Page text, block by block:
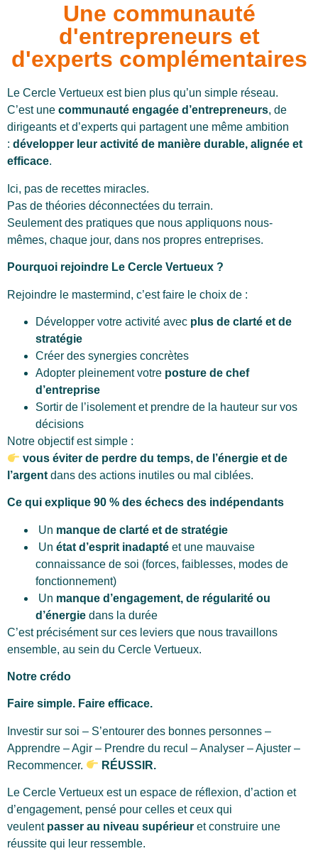
Une communauté
d'entrepreneurs et
d'experts complémentaires
Le Cercle Vertueux est bien plus qu’un simple réseau.
C’est une communauté engagée d’entrepreneurs, de
dirigeants et d’experts qui partagent une même ambition
: développer leur activité de manière durable, alignée et
efficace.
Ici, pas de recettes miracles.
Pas de théories déconnectées du terrain.
Seulement des pratiques que nous appliquons nous-
mêmes, chaque jour, dans nos propres entreprises.
Pourquoi rejoindre Le Cercle Vertueux ?
Rejoindre le mastermind, c’est faire le choix de :
Développer votre activité avec plus de clarté et de
stratégie
Créer des synergies concrètes
Adopter pleinement votre posture de chef
d’entreprise
Sortir de l’isolement et prendre de la hauteur sur vos
décisions
Notre objectif est simple :
vous éviter de perdre du temps, de l’énergie et de
l’argent dans des actions inutiles ou mal ciblées.
Ce qui explique 90 % des échecs des indépendants
Un manque de clarté et de stratégie
Un état d’esprit inadapté et une mauvaise
connaissance de soi (forces, faiblesses, modes de
fonctionnement)
Un manque d’engagement, de régularité ou
d’énergie dans la durée
C’est précisément sur ces leviers que nous travaillons
ensemble, au sein du Cercle Vertueux.
Notre crédo
Faire simple. Faire efficace.
Investir sur soi – S’entourer des bonnes personnes –
Apprendre – Agir – Prendre du recul – Analyser – Ajuster –
Recommencer.
RÉUSSIR.
Le Cercle Vertueux est un espace de réflexion, d’action et
d’engagement, pensé pour celles et ceux qui
veulent passer au niveau supérieur et construire une
réussite qui leur ressemble.